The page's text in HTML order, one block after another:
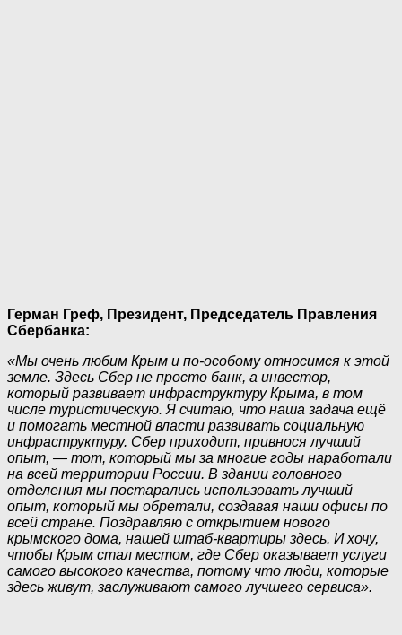
Герман Греф, Президент, Председатель Правления
Сбербанка:
«Мы очень любим Крым и по-особому относимся к этой
земле. Здесь Сбер не просто банк, а инвестор,
который развивает инфраструктуру Крыма, в том
числе туристическую. Я считаю, что наша задача ещё
и помогать местной власти развивать социальную
инфраструктуру. Сбер приходит, привнося лучший
опыт, — тот, который мы за многие годы наработали
на всей территории России. В здании головного
отделения мы постарались использовать лучший
опыт, который мы обретали, создавая наши офисы по
всей стране. Поздравляю с открытием нового
крымского дома, нашей штаб-квартиры здесь. И хочу,
чтобы Крым стал местом, где Сбер оказывает услуги
самого высокого качества, потому что люди, которые
здесь живут, заслуживают самого лучшего сервиса».